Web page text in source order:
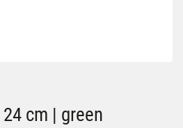
cm | green